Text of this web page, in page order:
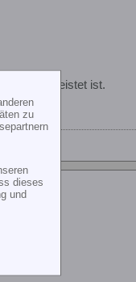
gewährleistet ist.
zu
dieses
und